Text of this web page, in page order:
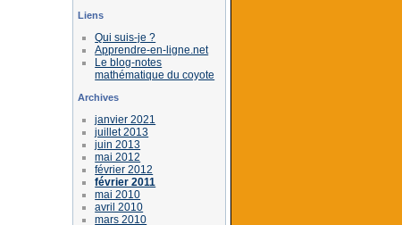
Liens
Qui suis-je ?
Apprendre-en-ligne.net
Le blog-notes
mathématique du coyote
Archives
janvier 2021
juillet 2013
juin 2013
mai 2012
février 2012
février 2011
mai 2010
avril 2010
mars 2010